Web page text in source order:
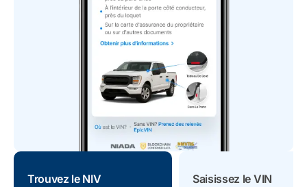
Trouvez le NIV Saisissez le VIN